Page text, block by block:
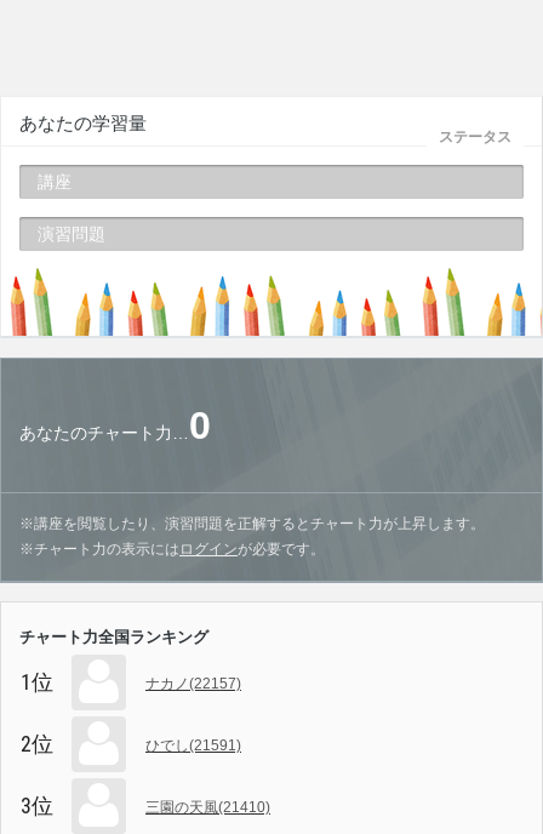
ステータス
あなたの学習量
講座
演習問題
あなたのチャート力… 0
※講座を閲覧したり、演習問題を正解するとチャート力が上昇します。
※チャート力の表示には ログインが必要です。
チャート力全国ランキング
1位 ナカノ(22157)
2位 ひでし(21591)
3位 三園の天風(21410)